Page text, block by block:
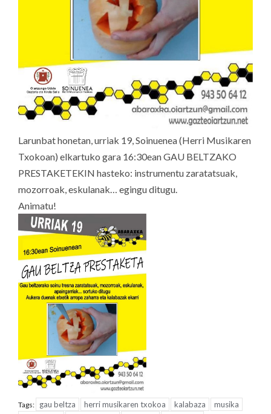
Larunbat honetan, urriak 19, Soinuenea (Herri Musikaren
Txokoan) elkartuko gara 16:30ean GAU BELTZAKO
PRESTAKETEKIN hasteko: instrumentu zaratatsuak,
mozorroak, eskulanak… egingu ditugu.
Animatu!
Tags: gau beltza herri musikaren txokoa kalabaza
musika